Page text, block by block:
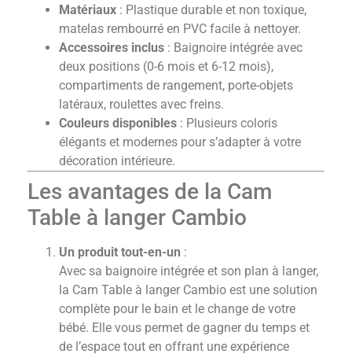
Matériaux : Plastique durable et non toxique,
matelas rembourré en PVC facile à nettoyer.
Accessoires inclus : Baignoire intégrée avec
deux positions (0-6 mois et 6-12 mois),
compartiments de rangement, porte-objets
latéraux, roulettes avec freins.
Couleurs disponibles : Plusieurs coloris
élégants et modernes pour s’adapter à votre
décoration intérieure.
Les avantages de la Cam
Table à langer Cambio
Un produit tout-en-un :
Avec sa baignoire intégrée et son plan à langer,
la Cam Table à langer Cambio est une solution
complète pour le bain et le change de votre
bébé. Elle vous permet de gagner du temps et
de l’espace tout en offrant une expérience